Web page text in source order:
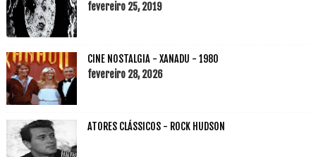
fevereiro 25, 2019
CINE NOSTALGIA - XANADU - 1980
fevereiro 28, 2026
ATORES CLÁSSICOS - ROCK HUDSON